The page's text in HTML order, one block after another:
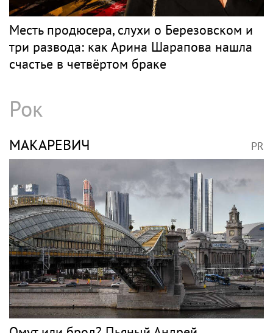
Новости со строительства второго этапа
линии «Славянка»
ШАРАПОВА